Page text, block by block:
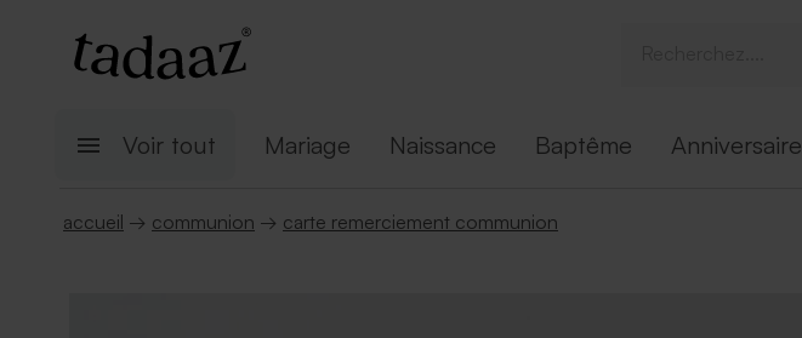
Voir tout Mariage Naissance Baptême Anniversaire
accueil → communion → carte remerciement communion